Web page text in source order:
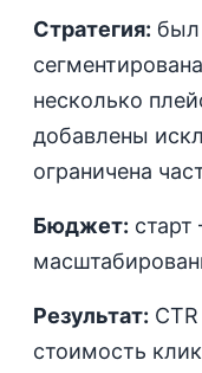
Стратегия: был
несколько
добавлены
ограничена
Бюджет:
Результат:
стоимость